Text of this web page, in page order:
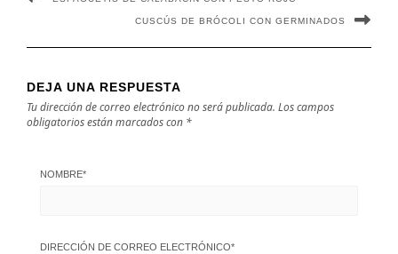
CUSCÚS DE BRÓCOLI CON GERMINADOS
DEJA UNA RESPUESTA
Tu dirección de correo electrónico no será publicada. Los campos
obligatorios están marcados con *
NOMBRE*
DIRECCIÓN DE CORREO ELECTRÓNICO*